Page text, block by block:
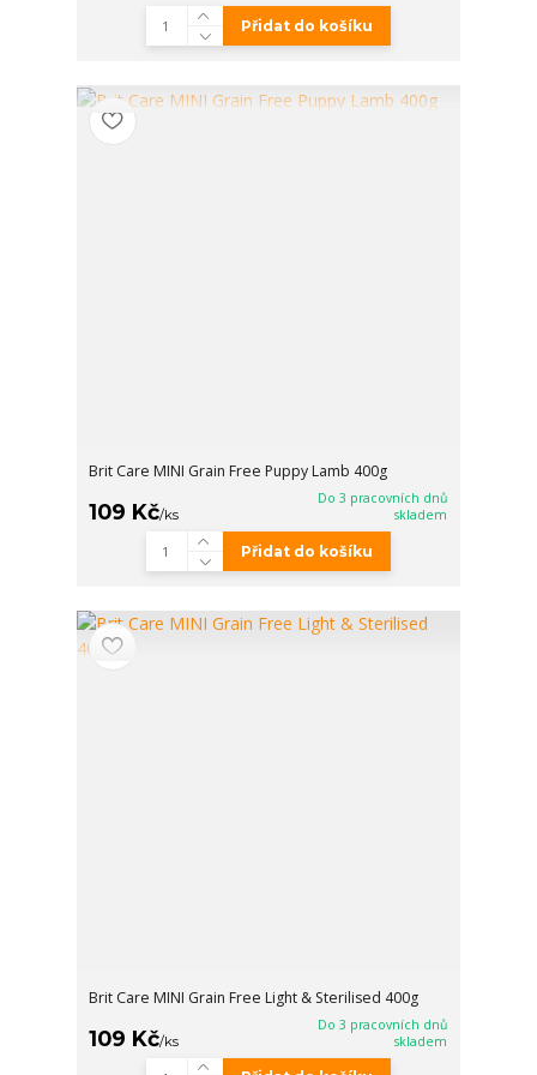
Přidat do košíku
Brit Care MINI Grain Free Puppy Lamb 400g
109 Kč/ks
Do 3 pracovních dnů
skladem
Přidat do košíku
Brit Care MINI Grain Free Light & Sterilised 400g
109 Kč/ks
Do 3 pracovních dnů
skladem